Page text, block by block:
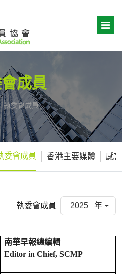
成員
執委會成員
委會成員 香港主要媒體 感
執委會成員 2025 年
南華早報總編輯
Editor in Chief, SCMP